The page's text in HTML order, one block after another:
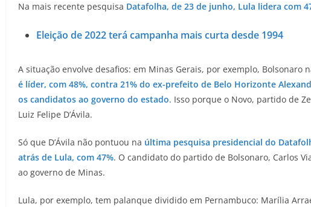
Na mais recente pesquisa Datafolha, de 23 de junho, Lula lidera com
Eleição de 2022 terá campanha mais curta desde 1994
A situação envolve desafios: em Minas Gerais, por exemplo, Bolsonaro
é líder, com 48%, contra 21% do ex-prefeito de Belo Horizonte
os candidatos ao governo do estado. Isso porque o Novo, partido de
Luiz Felipe D’Ávila.
Só que D’Ávila não pontuou na última pesquisa presidencial do
atrás de Lula, com 47%. O candidato do partido de Bolsonaro, Carlos
ao governo de Minas.
Lula, por exemplo, tem palanque dividido em Pernambuco: Marília